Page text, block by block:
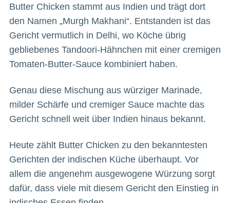
Butter Chicken stammt aus Indien und trägt dort
den Namen „Murgh Makhani“. Entstanden ist das
Gericht vermutlich in Delhi, wo Köche übrig
gebliebenes Tandoori-Hähnchen mit einer cremigen
Tomaten-Butter-Sauce kombiniert haben.
Genau diese Mischung aus würziger Marinade,
milder Schärfe und cremiger Sauce machte das
Gericht schnell weit über Indien hinaus bekannt.
Heute zählt Butter Chicken zu den bekanntesten
Gerichten der indischen Küche überhaupt. Vor
allem die angenehm ausgewogene Würzung sorgt
dafür, dass viele mit diesem Gericht den Einstieg in